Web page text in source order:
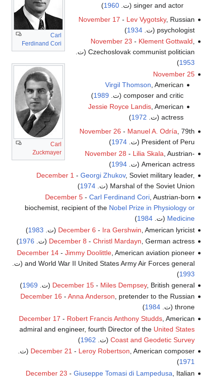
Carl
Ferdinand Cori
Carl
Zuckmayer
singer and actor (ت.
1960
)
November 17 - Lev Vygotsky, Russian
psychologist (ت.
1934
)
November 23 - Klement Gottwald,
Czechoslovak communist politician (ت.
1953
)
November 25
Virgil Thomson , American
composer and critic (ت.
1989
)
Jessie Royce Landis, American
actress (ت.
1972
)
November 26 - Manuel A. Odría, 79th
President of Peru (ت.
1974
)
November 28 - Lilia Skala , Austrian-
American actress (ت.
1994
)
December 1 - Georgi Zhukov, Soviet military leader,
Marshal of the Soviet Union (ت.
1974
)
December 5- Carl Ferdinand Cori, Austrian-born
biochemist, recipient of the Nobel Prize in Physiology or
Medicine (ت.1984
)
December 6 - Ira Gershwin , American lyricist (ت. 1983
)
December 8 - Christl Mardayn, German actress (ت. 1976
)
December 14- Jimmy Doolittle, American aviation pioneer
and World War II United States Army Air Forces general (ت.
1993
)
December 15- Miles Dempsey, British general (ت. 1969
)
December 16 - Anna Anderson, pretender to the Russian
throne (ت.
1984
)
December 17 - Robert Francis Anthony Studds, American
admiral and engineer, fourth Director of the United States
Coast and Geodetic Survey (ت. 1962
)
December 21 - Leroy Robertson , American composer (ت.
1971
)
December 23 - Giuseppe Tomasi di Lampedusa , Italian